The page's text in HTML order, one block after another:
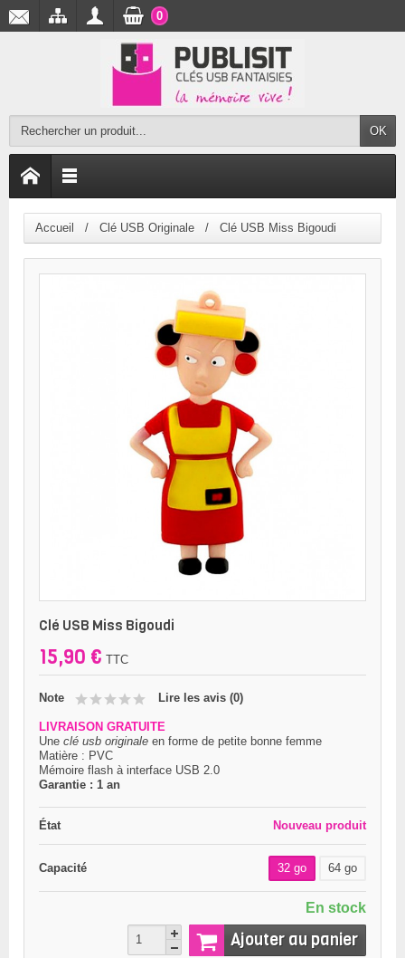
OK
0
Accueil Clé USB Originale Clé USB Miss Bigoudi
Clé USB Miss Bigoudi
15,90 € TTC
Note Lire les avis (0)
LIVRAISON GRATUITE
Une clé usb originale en forme de petite bonne femme
Matière : PVC
Mémoire flash à interface USB 2.0
Garantie : 1 an
État Nouveau produit
Capacité 32 go 64 go
En stock
Ajouter au panier